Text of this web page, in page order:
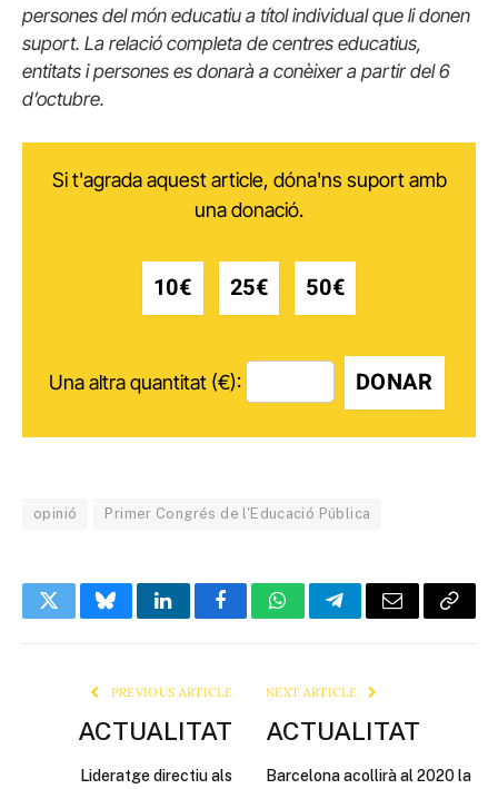
persones del món educatiu a títol individual que li donen
suport. La relació completa de centres educatius,
entitats i persones es donarà a conèixer a partir del 6
d’octubre.
Si t'agrada aquest article, dóna'ns suport amb
una donació.
10€ 25€ 50€
Una altra quantitat (€): DONAR
opinió Primer Congrés de l'Educació Pública
TwitterBlueskyLinkedInFacebookWhatsAppTelegramEmail Copy
PREVIOUS ARTICLE
ACTUALITAT
Lideratge directiu als
NEXT ARTICLE
ACTUALITAT
Barcelona acollirà al 2020 la